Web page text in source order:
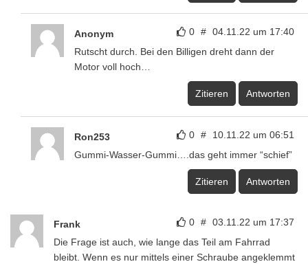
0 # 04.11.22 um 17:40
Anonym
Rutscht durch. Bei den Billigen dreht dann der
Motor voll hoch…
Zitieren Antworten
0 # 10.11.22 um 06:51
Ron253
Gummi-Wasser-Gummi….das geht immer “schief”
Zitieren Antworten
0 # 03.11.22 um 17:37
Frank
Die Frage ist auch, wie lange das Teil am Fahrrad
bleibt. Wenn es nur mittels einer Schraube angeklemmt